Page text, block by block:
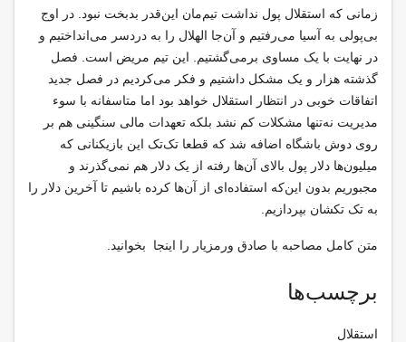
زمانی که استقلال پول نداشت تیم‌مان این‌قدر بدبخت نبود. در اوج
بی‌پولی به آسیا می‌رفتیم و آن‌جا الهلال را به دردسر می‌انداختیم و
در نهایت با یک مساوی برمی‌گشتیم. این تیم مریض است. فصل
گذشته هزار و یک مشکل داشتیم و فکر می‌کردیم در فصل جدید
اتفاقات خوبی در انتظار استقلال خواهد بود اما متاسفانه با سوء
مدیریت نه‌تنها مشکلات کم نشد بلکه تعهدات مالی سنگینی هم بر
روی دوش باشگاه اضافه شد که قطعا تک‌تک این بازیکنانی که
میلیون‌ها دلار پول بالای آن‌ها رفته از یک دلار هم نمی‌گذرند و
مجبوریم بدون این‌که استفاده‌ای از آن‌ها کرده باشیم تا آخرین دلار را
به تک تکشان بپردازیم.
متن کامل مصاحبه با صادق ورمزیار را اینجا بخوانید.
برچسب‌ها
استقلال